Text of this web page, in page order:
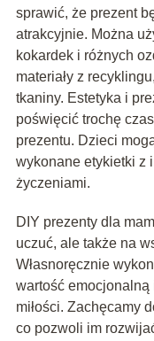
sprawić, że prezent
atrakcyjnie. Można
kokardek i różnych
materiały z
tkaniny. Estetyka i
poświęcić trochę
prezentu. Dzieci
wykonane etykietki z
życzeniami.
DIY prezenty dla
uczuć, ale także na
Własnoręcznie
wartość
miłości. Zachęcamy
co pozwoli im